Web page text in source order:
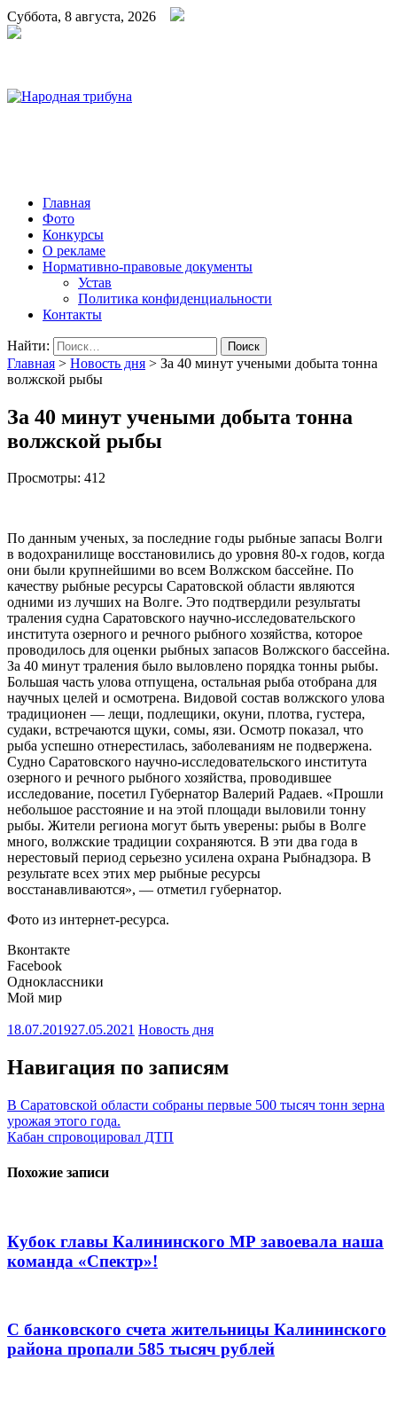
Суббота, 8 августа, 2026
Главная
Фото
Конкурсы
О рекламе
Нормативно-правовые документы
Устав
Политика конфиденциальности
Контакты
Найти:
Главная > Новость дня > За 40 минут учеными добыта тонна
волжской рыбы
За 40 минут учеными добыта тонна
волжской рыбы
Просмотры: 412
По данным ученых, за последние годы рыбные запасы Волги
в водохранилище восстановились до уровня 80-х годов, когда
они были крупнейшими во всем Волжском бассейне. По
качеству рыбные ресурсы Саратовской области являются
одними из лучших на Волге. Это подтвердили результаты
траления судна Саратовского научно-исследовательского
института озерного и речного рыбного хозяйства, которое
проводилось для оценки рыбных запасов Волжского бассейна.
За 40 минут траления было выловлено порядка тонны рыбы.
Большая часть улова отпущена, остальная рыба отобрана для
научных целей и осмотрена. Видовой состав волжского улова
традиционен — лещи, подлещики, окуни, плотва, густера,
судаки, встречаются щуки, сомы, язи. Осмотр показал, что
рыба успешно отнерестилась, заболеваниям не подвержена.
Судно Саратовского научно-исследовательского института
озерного и речного рыбного хозяйства, проводившее
исследование, посетил Губернатор Валерий Радаев. «Прошли
небольшое расстояние и на этой площади выловили тонну
рыбы. Жители региона могут быть уверены: рыбы в Волге
много, волжские традиции сохраняются. В эти два года в
нерестовый период серьезно усилена охрана Рыбнадзора. В
результате всех этих мер рыбные ресурсы
восстанавливаются», — отметил губернатор.
Фото из интернет-ресурса.
Вконтакте
Facebook
Одноклассники
Мой мир
18.07.201927.05.2021 Новость дня
Навигация по записям
В Саратовской области собраны первые 500 тысяч тонн зерна
урожая этого года.
Кабан спровоцировал ДТП
Похожие записи
Кубок главы Калининского МР завоевала наша
команда «Спектр»!
С банковского счета жительницы Калининского
района пропали 585 тысяч рублей